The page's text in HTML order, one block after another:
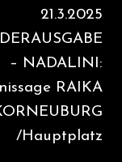
21.3.2025
– NADALINI:
RAIKA
/Hauptplatz